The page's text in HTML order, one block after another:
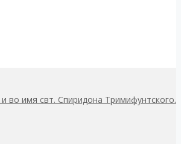
во имя свт. Спиридона Тримифунтского.